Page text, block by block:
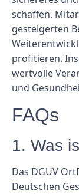
schaffen.
gesteigerten
profitieren.
wertvolle
und
FAQs
1. Was
Das DGUV
Deutschen